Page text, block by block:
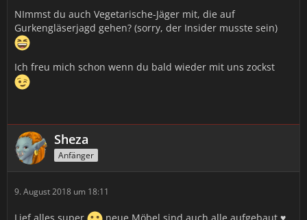
NImmst du auch Vegetarische-Jäger mit, die auf
Gurkengläserjagd gehen? (sorry, der Insider musste sein)
Ich freu mich schon wenn du bald wieder mit uns zockst
Sheza
Anfänger
9. August 2018 um 18:11